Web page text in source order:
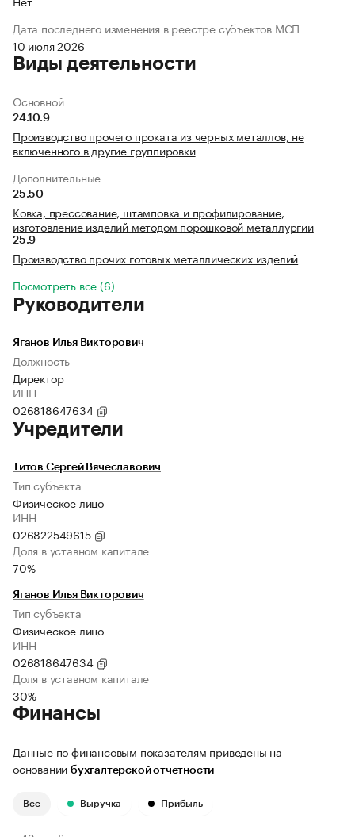
Дата последнего изменения в реестре субъектов МСП
10 июля 2026
Виды деятельности
Основной
24.10.9
Производство прочего проката из черных металлов, не
включенного в другие группировки
Дополнительные
25.50
Ковка, прессование, штамповка и профилирование,
изготовление изделий методом порошковой металлургии
25.9
Производство прочих готовых металлических изделий
Посмотреть все (6)
Руководители
Яганов Илья Викторович
Должность
Директор
ИНН
026818647634
Учредители
Титов Сергей Вячеславович
Тип субъекта
Физическое лицо
ИНН
026822549615
Доля в уставном капитале
70%
Яганов Илья Викторович
Тип субъекта
Физическое лицо
ИНН
026818647634
Доля в уставном капитале
30%
Финансы
Данные по финансовым показателям приведены на
основании бухгалтерской отчетности
Все Выручка Прибыль